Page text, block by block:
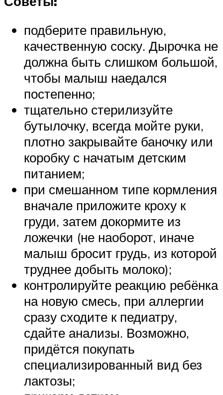
подберите правильную,
качественную соску. Дырочка не
должна быть слишком большой,
чтобы малыш наедался
постепенно;
тщательно стерилизуйте
бутылочку, всегда мойте руки,
плотно закрывайте баночку или
коробку с начатым детским
питанием;
при смешанном типе кормления
вначале приложите кроху к
груди, затем докормите из
ложечки (не наоборот, иначе
малыш бросит грудь, из которой
труднее добыть молоко);
контролируйте реакцию ребёнка
на новую смесь, при аллергии
сразу сходите к педиатру,
сдайте анализы. Возможно,
придётся покупать
специализированный вид без
лактозы;